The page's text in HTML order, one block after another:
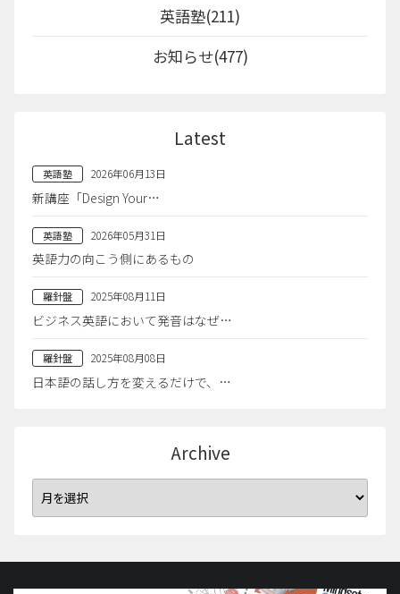
英語塾(211)
お知らせ(477)
Latest
英語塾 2026年06月13日
新講座「Design Your…
英語塾 2026年05月31日
英語力の向こう側にあるもの
羅針盤 2025年08月11日
ビジネス英語において発音はなぜ…
羅針盤 2025年08月08日
日本語の話し方を変えるだけで、…
Archive